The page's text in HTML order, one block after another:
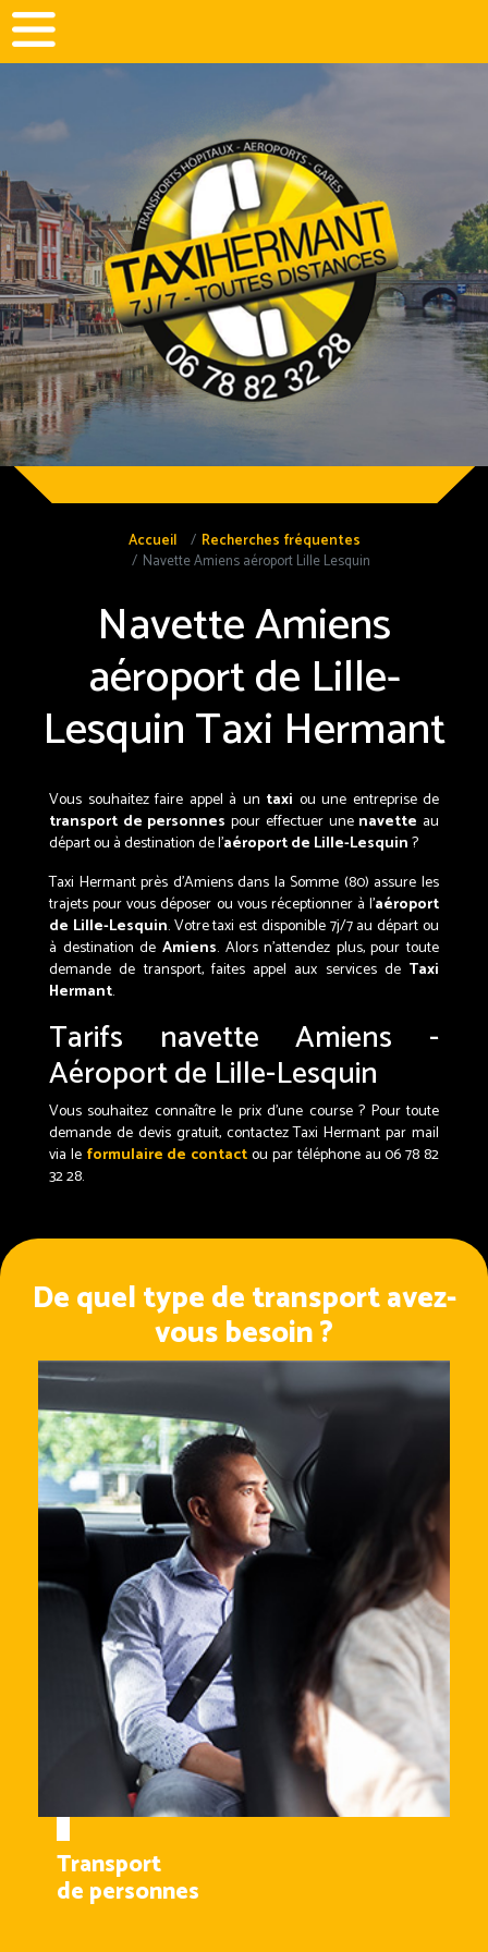
Panneau de gestion des cookies
Accueil
Recherches fréquentes
Navette Amiens aéroport Lille Lesquin
Navette Amiens
aéroport de Lille-
LesquinTaxi Hermant
Vous souhaitez faire appel à un taxi ou une entreprise de
transport de personnes pour effectuer une navette au
départ ou à destination de l'aéroport de Lille-Lesquin?
Taxi Hermant près d’Amiens dans la Somme (80) assure les
trajets pour vous déposer ou vous réceptionner à l'aéroport
de Lille-Lesquin. Votre taxi est disponible 7j/7 au départ ou
à destination de Amiens. Alors n'attendez plus, pour toute
demande de transport, faites appel aux services de Taxi
Hermant.
Tarifs navette Amiens -
Aéroport de Lille-Lesquin
Vous souhaitez connaître le prix d'une course ? Pour toute
demande de devis gratuit, contactez Taxi Hermant par mail
via le formulaire de contactou par téléphone au 06 78 82
32 28.
De quel type de transport avez-
vous besoin ?
Transport
de personnes